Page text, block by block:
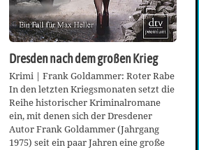
Dresden nach dem großen Krieg
Krimi | Frank Goldammer: Roter Rabe
In den letzten Kriegsmonaten setzt die
Reihe historischer Kriminalromane
ein, mit denen sich der Dresdener
Autor Frank Goldammer (Jahrgang
1975) seit ein paar Jahren eine große